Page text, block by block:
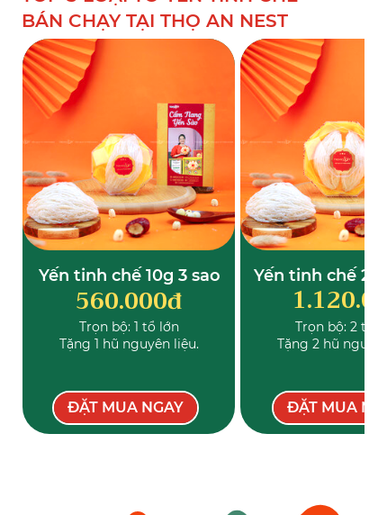
BÁN CHẠY TẠI THỌ AN NEST
Yến tinh chế 10g 3 sao
560.000đ
Trọn bộ: 1 tổ lớn
Tặng 1 hũ nguyên liệu.
ĐẶT MUA NGAY
Trọn bộ: 2 tổ
Tặng 2 hũ
Yến tinh chế
ĐẶT MUA